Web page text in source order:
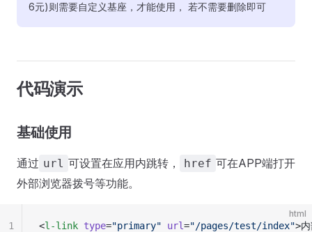
6元)则需要自定义基座，才能使用， 若不需要删除即可
代码演示
基础使用
通过 url 可设置在应用内跳转， href 可在APP端打开
外部浏览器拨号等功能。
html
<l-link type="primary" url="/pages/test/index">
1